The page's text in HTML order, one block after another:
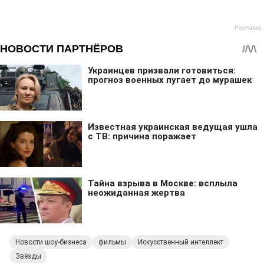
Новости шоу-бизнеса фильмы
Искусственный интеллект
Звёзды